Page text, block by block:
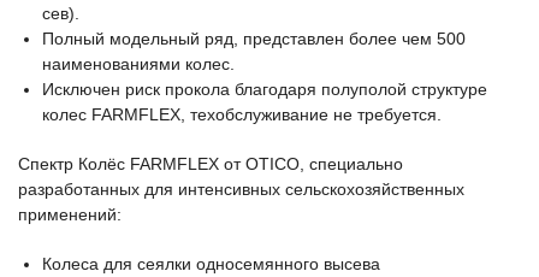
сев).
Полный модельный ряд, представлен более чем 500
наименованиями колес.
Исключен риск прокола благодаря полуполой структуре
колес FARMFLEX, техобслуживание не требуется.
Спектр Колёс FARMFLEX от OTICO, специально
разработанных для интенсивных сельскохозяйственных
применений:
Колеса для сеялки односемянного высева